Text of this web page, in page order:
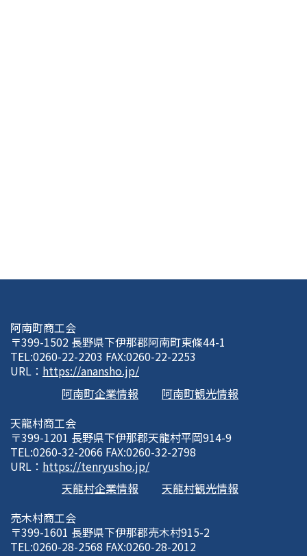
阿南町商工会
〒399-1502 長野県下伊那郡阿南町東條44-1
TEL:0260-22-2203 FAX:0260-22-2253
URL： https://anansho.jp/
阿南町企業情報
阿南町観光情報
天龍村商工会
〒399-1201 長野県下伊那郡天龍村平岡914-9
TEL:0260-32-2066 FAX:0260-32-2798
URL： https://tenryusho.jp/
天龍村企業情報
天龍村観光情報
売木村商工会
〒399-1601 長野県下伊那郡売木村915-2
TEL:0260-28-2568 FAX:0260-28-2012